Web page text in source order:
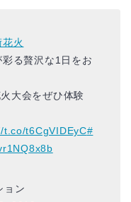
火
る贅沢な1日をお
大会をぜひ体験
t.co/t6CgVIDEyC#
ョン